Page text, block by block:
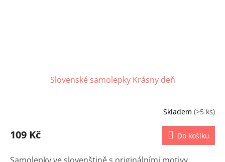
Slovenské samolepky Krásny deň
Skladem (>5 ks)
109 Kč Do košíku